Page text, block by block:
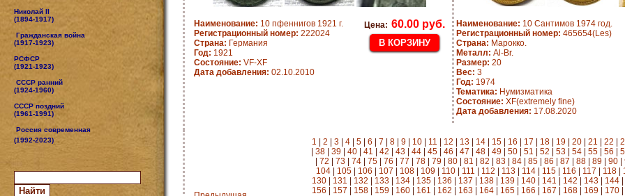
Николай II
(1894-1917)
Гражданская война
(1917-1923)
РСФСР
(1921-1923)
СССР ранний
(1924-1960)
СССР поздний
(1961-1991)
Россия современная
(1992-2023)
Наименование: 10 пфеннигов 1921 г.
Регистрационный номер: 222024
Страна: Германия
Год: 1921
Состояние: VF-XF
Дата добавления: 02.10.2010
Цена: 60.00 руб. Наименование: 10 Сантимов 1974 год.
Регистрационный номер: 465654(Les)
Страна: Марокко.
Металл: Al-Br.
Размер: 20
Вес: 3
Год: 1974
Тематика: Нумизматика
Состояние: XF(extremely fine)
Дата добавления: 17.08.2020
1 2 3| 4| 5| 6 7 8| 9| 10| 11 12 13| 14| 15| 16 17 18| 19| 20| 21 22
38 39 40 41 42 43 44 45 46 47 48 49 50 51 52 53 54 55 56
72 73 74 75 76 77 78 79 80 81 82 83 84 85 86 87 88 89 90
104| 105| 106 107 108| 109| 110| 111 112 113| 114| 115| 116 117 118|
130
131 132 133 134 135 136 137 138 139 140 141 142 143 144
156
157 158 159 160 161 162 163 164 165 166 167 168 169 170